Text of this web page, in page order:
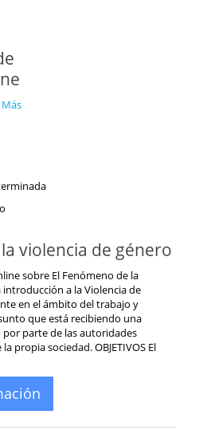
violencia de género
sobre El Fenómeno de la
introducción a la Violencia de
en el ámbito del trabajo y
que está recibiendo una
parte de las autoridades
propia sociedad. OBJETIVOS El